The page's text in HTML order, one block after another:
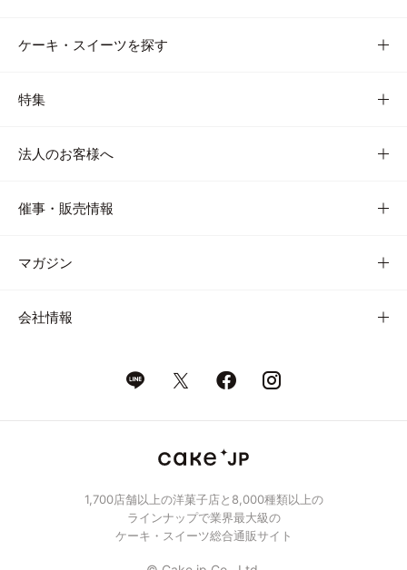
ケーキ・スイーツを探す
特集
法人のお客様へ
催事・販売情報
マガジン
会社情報
1,700店舗以上の洋菓子店と8,000種類以上の
ラインナップで業界最大級の
ケーキ・スイーツ総合通販サイト